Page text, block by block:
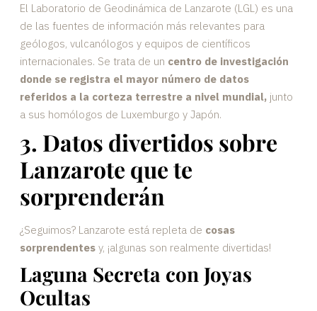
El Laboratorio de Geodinámica de Lanzarote (LGL) es una
de las fuentes de información más relevantes para
geólogos, vulcanólogos y equipos de científicos
internacionales. Se trata de un centro de investigación
donde se registra el mayor número de datos
referidos a la corteza terrestre a nivel mundial, junto
a sus homólogos de Luxemburgo y Japón.
3. Datos divertidos sobre
Lanzarote que te
sorprenderán
¿Seguimos? Lanzarote está repleta de cosas
sorprendentes y, ¡algunas son realmente divertidas!
Laguna Secreta con Joyas
Ocultas